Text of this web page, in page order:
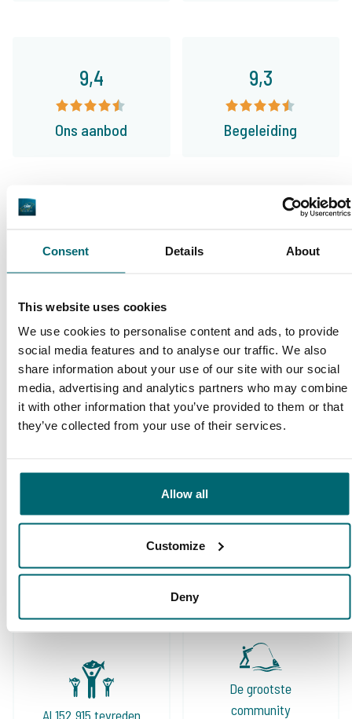
Consent Details About
This website uses cookies
We use cookies to personalise content and ads, to provide
social media features and to analyse our traffic. We also
share information about your use of our site with our social
media, advertising and analytics partners who may combine
it with other information that you’ve provided to them or that
they’ve collected from your use of their services.
Allow all
Customize
Deny
100% betrouwbaar, vriendelijk en
behulpzaam, interessante locaties en de
juiste info. Toonaangevend in zijn sector en
mijn nr. 1 keuze voor het boeken van een
visvakantie!
10/10 Alijn Danau
9,4
Ons aanbod
9,3
Begeleiding
karperreisbureau
Ruime keuze aan
Al 152.915 tevreden
De grootste
community